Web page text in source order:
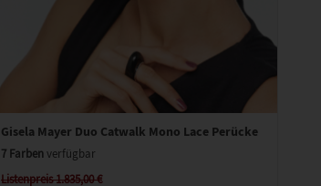
Gisela Mayer Duo Catwalk Mono Lace Perücke
7 Farbenverfügbar
Listenpreis 1.835,00 €